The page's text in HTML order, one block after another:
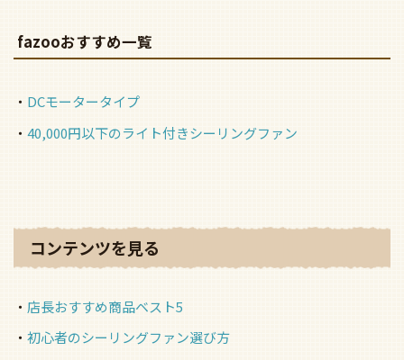
fazooおすすめ一覧
DCモータータイプ
40,000円以下のライト付きシーリングファン
コンテンツを見る
店長おすすめ商品ベスト5
初心者のシーリングファン選び方